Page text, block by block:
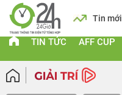
Lịch Tin mới
TIN TỨC AFF CUP